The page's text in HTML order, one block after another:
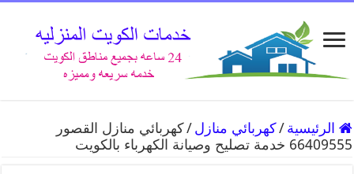
الرئيسية /كهربائي منازل /كهربائي منازل القصور
66409555 خدمة تصليح وصيانة الكهرباء بالكويت